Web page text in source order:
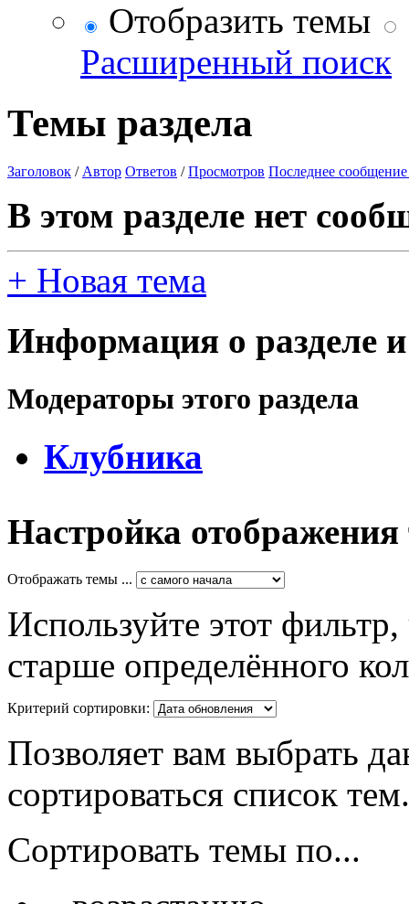
Отобразить темы
Расширенный поиск
Темы раздела
Заголовок / Автор Ответов /Просмотров Последнее сообщение
В этом разделе нет
+ Новая тема
Информация о разделе
Модераторы этого раздела
Клубника
Настройка отображения
Отображать темы ...
Используйте этот
старше определённого
Критерий сортировки:
Позволяет вам выбрать
сортироваться список тем.
Сортировать темы по...